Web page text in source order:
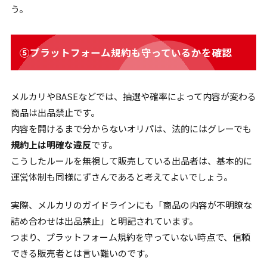
う。
⑤プラットフォーム規約も守っているかを確認
メルカリやBASEなどでは、抽選や確率によって内容が変わる
商品は出品禁止です。
内容を開けるまで分からないオリパは、法的にはグレーでも
規約上は明確な違反です。
こうしたルールを無視して販売している出品者は、基本的に
運営体制も同様にずさんであると考えてよいでしょう。
実際、メルカリのガイドラインにも「商品の内容が不明瞭な
詰め合わせは出品禁止」と明記されています。
つまり、プラットフォーム規約を守っていない時点で、信頼
できる販売者とは言い難いのです。